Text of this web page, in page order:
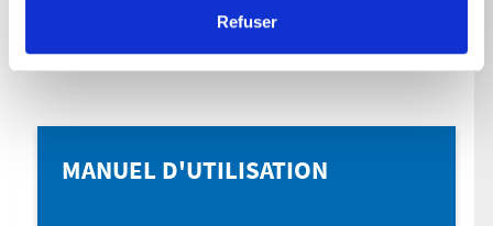
Refuser
TÉLÉCHARGEMENTS
MANUEL D'UTILISATION